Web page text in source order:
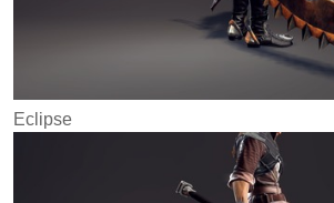
Eclipse